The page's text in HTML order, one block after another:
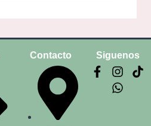
Contacto Siguenos